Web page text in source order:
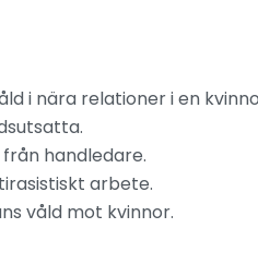
i nära relationer i en
handledare.
arbete.
våld mot kvinnor.